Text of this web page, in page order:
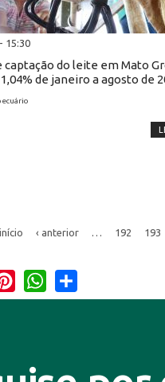
15:30
captação do leite em Mato
de janeiro a agosto de
‹ anterior 192 193
PinterestWhatsApp